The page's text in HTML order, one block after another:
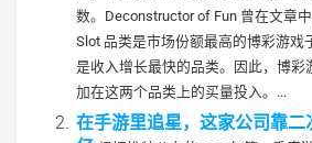
数。Deconstructor of Fun 曾在文章
Slot 品类是市场份额最高的博彩游戏
是收入增长最快的品类。因此，博彩
加在这两个品类上的买量投入。...
在手游里追星，这家公司靠二